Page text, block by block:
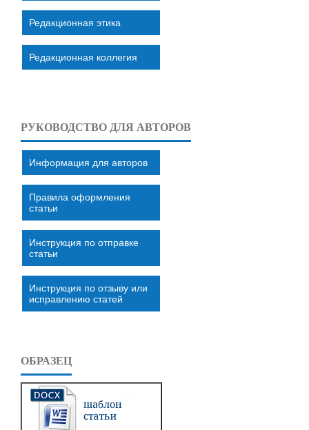
Редакционная этика
Редакционная коллегия
РУКОВОДСТВО ДЛЯ АВТОРОВ
Информация для авторов
Правила оформления
статьи
Инструкция по отправке
статьи
Инструкция по отзыву или
исправлению статей
ОБРАЗЕЦ